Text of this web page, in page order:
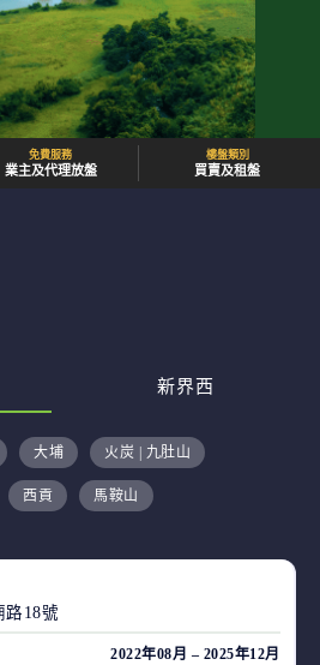
免費服務
業主及代理放盤
樓盤類別
買賣及租盤
新界西
大埔 火炭 | 九肚山
西貢 馬鞍山
路18號
2022年08月 – 2025年12月